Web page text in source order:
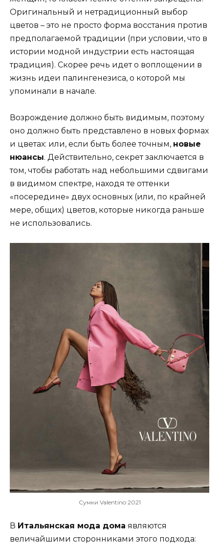
Оригинальный и нетрадиционный выбор
цветов – это не просто форма восстания против
предполагаемой традиции (при условии, что в
истории модной индустрии есть настоящая
традиция). Скорее речь идет о воплощении в
жизнь идеи палингенезиса, о которой мы
упоминали в начале.
Возрождение должно быть видимым, поэтому
оно должно быть представлено в новых формах
и цветах: или, если быть более точным, новые
нюансы. Действительно, секрет заключается в
том, чтобы работать над небольшими сдвигами
в видимом спектре, находя те оттенки
«посередине» двух основных (или, по крайней
мере, общих) цветов, которые никогда раньше
не использовались.
Сумки Valentino 2021
В Итальянская мода дома являются
величайшими сторонниками этого подхода: